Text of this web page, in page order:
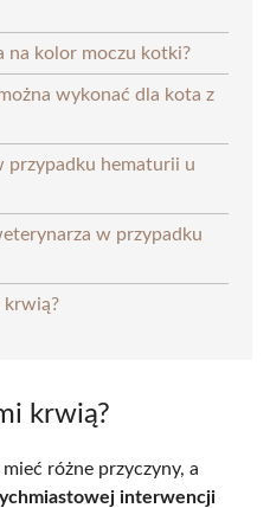
na kolor moczu kotki?
wykonać dla kota z
przypadku hematurii u
w przypadku
krwią?
krwią?
różne przyczyny, a
interwencji